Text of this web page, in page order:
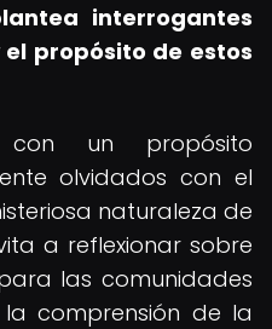
interrogantes
propósito de estos
con un propósito
olvidados con el
naturaleza de
a reflexionar sobre
las comunidades
comprensión de la